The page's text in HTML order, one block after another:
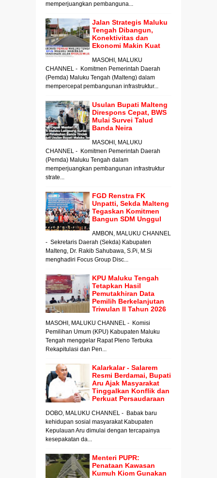
memperjuangkan pembanguna...
Jalan Strategis Maluku
Tengah Dibangun,
Konektivitas dan
Ekonomi Makin Kuat
MASOHI, MALUKU
CHANNEL - Komitmen Pemerintah Daerah
(Pemda) Maluku Tengah (Malteng) dalam
mempercepat pembangunan infrastruktur...
Usulan Bupati Malteng
Direspons Cepat, BWS
Mulai Survei Talud
Banda Neira
MASOHI, MALUKU
CHANNEL - Komitmen Pemerintah Daerah
(Pemda) Maluku Tengah dalam
memperjuangkan pembangunan infrastruktur
strate...
FGD Renstra FK
Unpatti, Sekda Malteng
Tegaskan Komitmen
Bangun SDM Unggul
AMBON, MALUKU CHANNEL
- Sekretaris Daerah (Sekda) Kabupaten
Malteng, Dr. Rakib Sahubawa, S.Pi, M.Si
menghadiri Focus Group Disc...
KPU Maluku Tengah
Tetapkan Hasil
Pemutakhiran Data
Pemilih Berkelanjutan
Triwulan II Tahun 2026
MASOHI, MALUKU CHANNEL - Komisi
Pemilihan Umum (KPU) Kabupaten Maluku
Tengah menggelar Rapat Pleno Terbuka
Rekapitulasi dan Pen...
Kalarkalar - Salarem
Resmi Berdamai, Bupati
Aru Ajak Masyarakat
Tinggalkan Konflik dan
Perkuat Persaudaraan
DOBO, MALUKU CHANNEL - Babak baru
kehidupan sosial masyarakat Kabupaten
Kepulauan Aru dimulai dengan tercapainya
kesepakatan da...
Menteri PUPR:
Penataan Kawasan
Kumuh Kiom Gunakan